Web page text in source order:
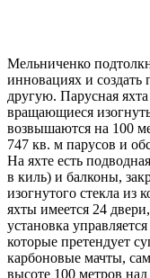
Мельниченко
инновациях и
другую. Парусная
вращающиеся
возвышаются на 100
747 кв. м парусов и
На яхте есть
в киль) и балконы,
изогнутого стекла из
яхты имеется 24
установка
которые претендует
карбоновые мачты,
высоте 100 метров